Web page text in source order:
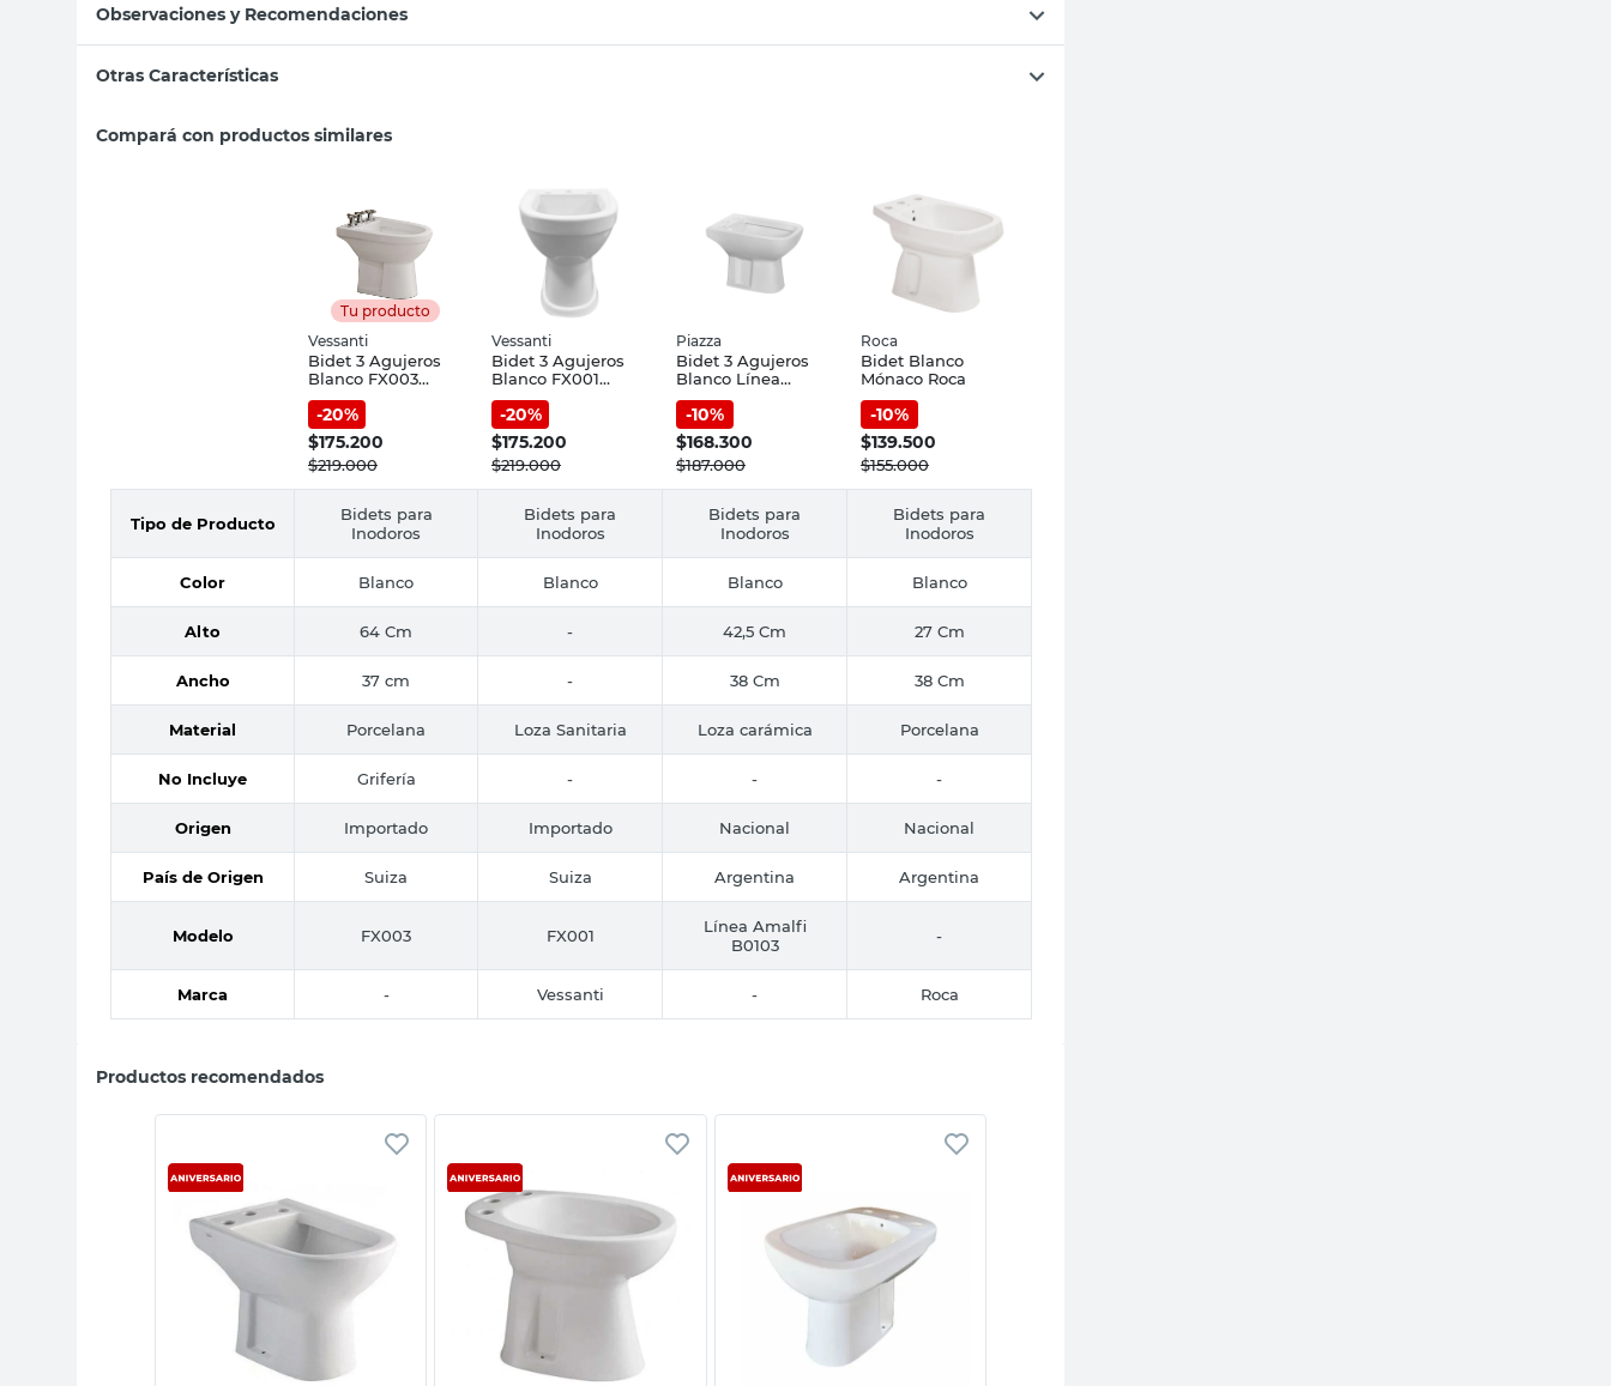
Observaciones y Recomendaciones
Otras Características
Compará con productos similares
Tu producto
Vessanti
Bidet 3 Agujeros
Blanco FX003
Vessanti
-20%
$175.200
$219.000
Vessanti
Bidet 3 Agujeros
Blanco FX001
Vessanti
-20%
$175.200
$219.000
Piazza
Bidet 3 Agujeros
Blanco Línea
Amalfi Piazza
-10%
$168.300
$187.000
Roca
Bidet Blanco
Mónaco Roca
-10%
$139.500
$155.000
Tipo de Producto
Bidets para
Inodoros
Bidets para
Inodoros
Bidets para
Inodoros
Bidets para
Inodoros
Color Blanco Blanco Blanco Blanco
Alto 64 Cm - 42,5 Cm 27 Cm
Ancho 37 cm - 38 Cm 38 Cm
Material Porcelana Loza Sanitaria Loza carámica Porcelana
No Incluye Grifería - - -
Origen Importado Importado Nacional Nacional
País de Origen Suiza Suiza Argentina Argentina
Modelo FX003 FX001
Línea Amalfi
B0103
-
Marca - Vessanti - Roca
Productos recomendados
Vista rápida